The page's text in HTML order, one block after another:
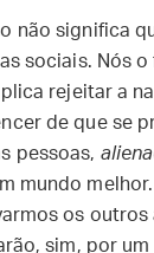
não significa
sociais. Nós
rejeitar a
de que se
pessoas,
mundo
os outros
sim, por